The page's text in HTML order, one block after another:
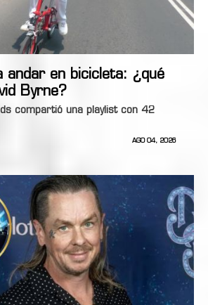
andar en bicicleta: ¿qué
Byrne?
compartió una playlist con 42
AGO 04, 2026